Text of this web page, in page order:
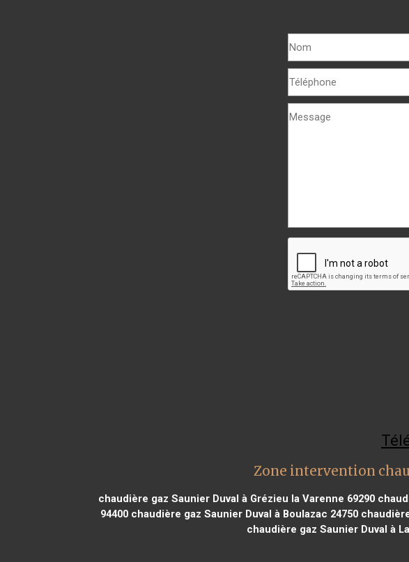
Zone intervention
chaudière gaz Saunier Duval à Grézieu la Varenne 69290
94400 chaudière gaz Saunier Duval à Boulazac 24750
chaudière gaz Saunier Duval à